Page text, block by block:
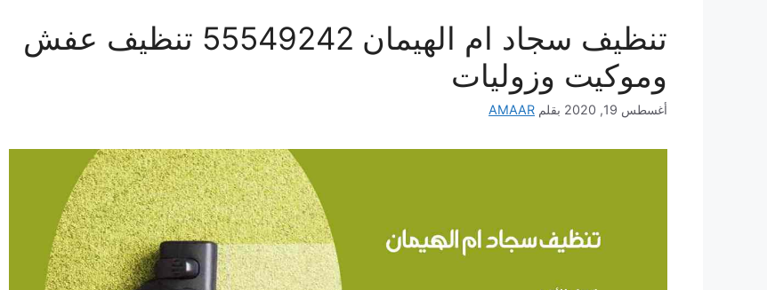
تنظيف سجاد ام الهيمان 55549242 تنظيف عفش
وموكيت وزوليات
أغسطس 19, 2020 بقلم AMAAR